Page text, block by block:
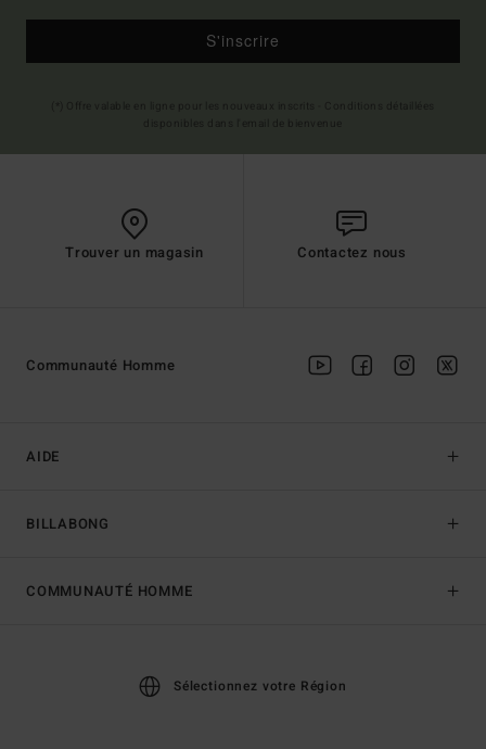
S'inscrire
Trouver un magasin Contactez nous
AIDE
BILLABONG
Communauté Homme
COMMUNAUTÉ HOMME
Sélectionnez votre Région